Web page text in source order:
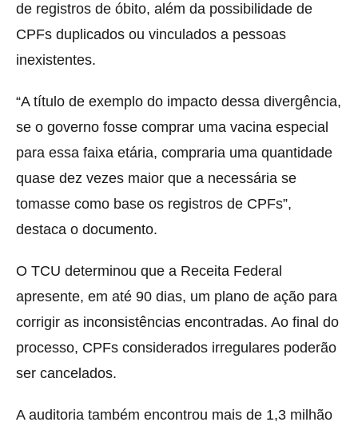
de registros de óbito, além da possibilidade de
CPFs duplicados ou vinculados a pessoas
inexistentes.
“A título de exemplo do impacto dessa divergência,
se o governo fosse comprar uma vacina especial
para essa faixa etária, compraria uma quantidade
quase dez vezes maior que a necessária se
tomasse como base os registros de CPFs”,
destaca o documento.
O TCU determinou que a Receita Federal
apresente, em até 90 dias, um plano de ação para
corrigir as inconsistências encontradas. Ao final do
processo, CPFs considerados irregulares poderão
ser cancelados.
A auditoria também encontrou mais de 1,3 milhão